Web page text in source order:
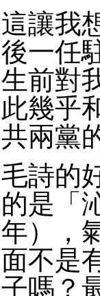
這讓我
後一任
生前對
此幾乎
共兩黨
毛詩的
的是「
年），
面不是
子嗎？